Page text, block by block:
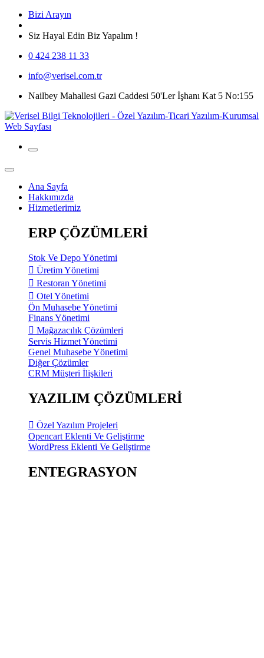
Bizi Arayın
Siz Hayal Edin Biz Yapalım !
0 424 238 11 33
info@verisel.com.tr
Nailbey Mahallesi Gazi Caddesi 50'Ler İşhanı Kat 5 No:155
Ana Sayfa
Hakkımızda
Hizmetlerimiz
ERP ÇÖZÜMLERİ
Stok Ve Depo Yönetimi
Üretim Yönetimi
Restoran Yönetimi
Otel Yönetimi
Ön Muhasebe Yönetimi
Finans Yönetimi
Mağazacılık Çözümleri
Servis Hizmet Yönetimi
Genel Muhasebe Yönetimi
Diğer Çözümler
CRM Müşteri İlişkileri
YAZILIM ÇÖZÜMLERİ
Özel Yazılım Projeleri
Opencart Eklenti Ve Geliştirme
WordPress Eklenti Ve Geliştirme
ENTEGRASYON